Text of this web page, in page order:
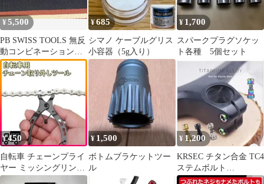
¥5,500
PB SWISS TOOLS 無反
動コンビネーションハ
ンマー 304-3
¥685
シマノ ケーブルグリス
小容器（5g入り）
¥ 1,700
スパークプラグソケッ
ト各種 5個セット
¥450
自転車 チェーンプライ
ヤー ミッシングリンク
マスターリンク 工具 ツ
¥ 1,500
ボトムブラケットツー
ル
¥ 1,200
KRSEC チタン合金 TC4
ステムボルト
M5x18mm